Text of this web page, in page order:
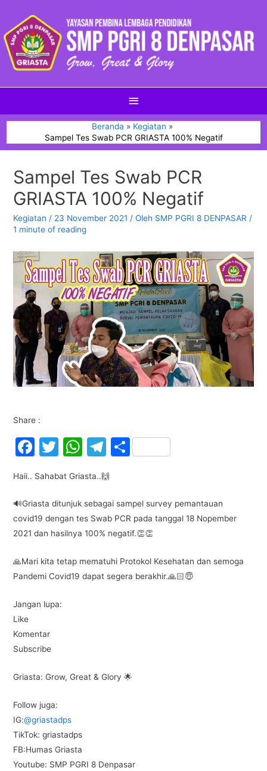
Beranda
Kegiatan
Sampel Tes Swab PCR GRIASTA 100% Negatif
Sampel Tes Swab PCR
GRIASTA 100% Negatif
Kegiatan / 23 November 2021 / Oleh SMP PGRI 8 DENPASAR /
1 minute of reading
Share :
F
c
e
b
o
o
k
T
itt
er
W
at
s
A
p
p
T
e
gr
a
m
S
e
Haii.. Sahabat Griasta..🙌
🔊Griasta ditunjuk sebagai sampel survey pemantauan
covid19 dengan tes Swab PCR pada tanggal 18 Nopember
2021 dan hasilnya 100% negatif.👏👏
🙏Mari kita tetap mematuhi Protokol Kesehatan dan semoga
Pandemi Covid19 dapat segera berakhir.🙏🏻😇
Jangan lupa:
Like
Komentar
Subscribe
Griasta: Grow, Great & Glory 🌟
Follow juga:
IG:@griastadps
TikTok: griastadps
FB:Humas Griasta
Youtube: SMP PGRI 8 Denpasar